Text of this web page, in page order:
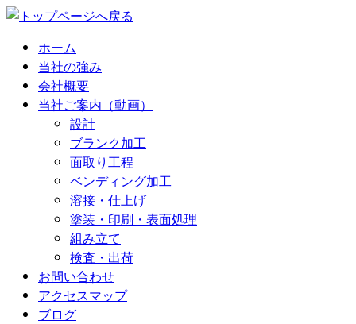
コ
ホーム
当社の強み
会社概要
当社ご案内（動画）
設計
ブランク加工
面取り工程
ベンディング加工
溶接・仕上げ
塗装・印刷・表面処理
組み立て
検査・出荷
お問い合わせ
アクセスマップ
ブログ